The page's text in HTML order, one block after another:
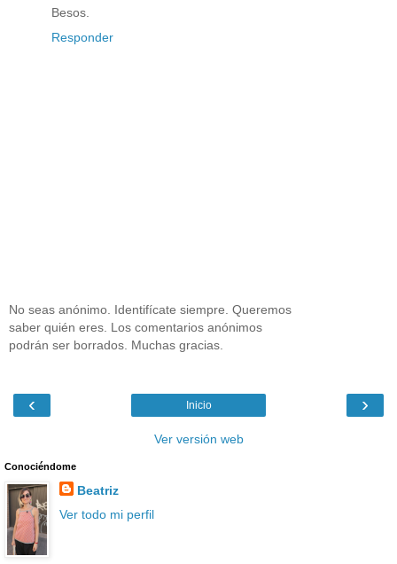
Besos.
Responder
No seas anónimo. Identifícate siempre. Queremos
saber quién eres. Los comentarios anónimos
podrán ser borrados. Muchas gracias.
‹ ›
Inicio
Ver versión web
Conociéndome
Beatriz
Ver todo mi perfil